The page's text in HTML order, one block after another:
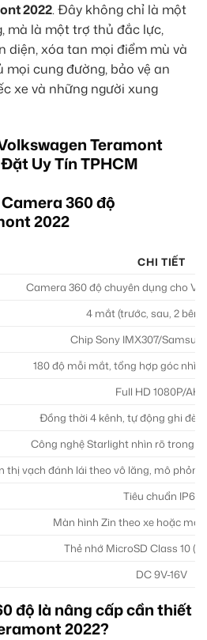
2022. Đây không chỉ là một
mà là một trợ thủ đắc lực,
diện, xóa tan mọi điểm mù và
cung đường, bảo vệ an
xe và những người xung
360 độ
2022
CHI TIẾT
Camera 360 độ chuyên dụng cho
4 mắt (trước, sau, 2 bên
Chip Sony IMX307/
180 độ mỗi mắt, tổng hợp góc nhìn
Full HD 1080P/
Đồng thời 4 kênh, tự động ghi đè,
Công nghệ Starlight nhìn rõ trong
thị vạch đánh lái theo vô lăng, mô
Tiêu chuẩn IP67
Màn hình Zin theo xe hoặc
Thẻ nhớ MicroSD Class 10
DC 9V-16V
độ là nâng cấp cần thiết
2022?